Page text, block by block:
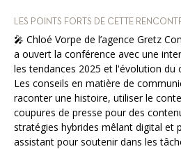
LES POINTS FORTS DE CETTE
🎤 Chloé Vorpe de l’agence Gretz
a ouvert la conférence avec une
les tendances 2025 et l'évolution
Les conseils en matière de
raconter une histoire, utiliser le
coupures de presse pour des
stratégies hybrides mêlant digital et
assistant pour soutenir dans les